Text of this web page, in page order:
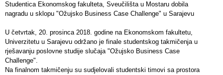
Studentica Ekonomskog fakulteta, Sveučilišta u Mostaru dobila
nagradu u sklopu "Ožujsko Business Case Challenge" u Sarajevu
U četvrtak, 20. prosinca 2018. godine na Ekonomskom fakultetu,
Univerzitetu u Sarajevu održano je finale studentskog takmičenja u
rješavanju poslovne studije slučaja "Ožujsko Business Case
Challenge".
Na finalnom takmičenju su sudjelovali studentski timovi sa prostora